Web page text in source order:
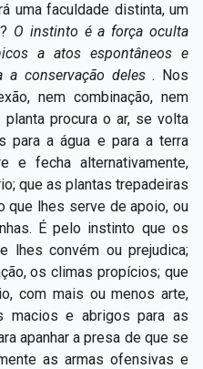
uma faculdade distinta, um
O instinto é a força oculta
a atos espontâneos e
a conservação deles . Nos
nem combinação, nem
procura o ar, se volta
para a água e para a terra
e fecha alternativamente,
que as plantas trepadeiras
que lhes serve de apoio, ou
É pelo instinto que os
lhes convém ou prejudica;
os climas propícios; que
com mais ou menos arte,
macios e abrigos para as
apanhar a presa de que se
as armas ofensivas e